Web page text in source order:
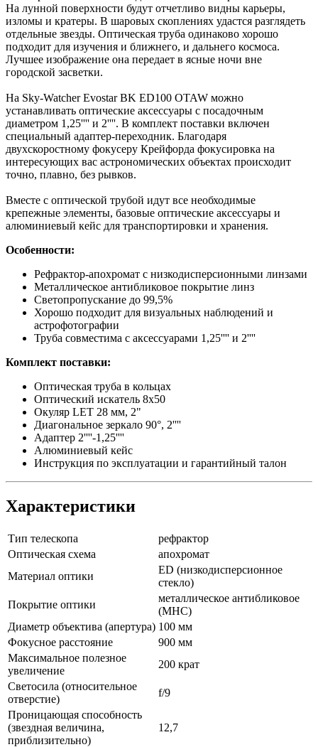
На лунной поверхности будут отчетливо видны карьеры,
изломы и кратеры. В шаровых скоплениях удастся разглядеть
отдельные звезды. Оптическая труба одинаково хорошо
подходит для изучения и ближнего, и дальнего космоса.
Лучшее изображение она передает в ясные ночи вне
городской засветки.
На Sky-Watcher Evostar BK ED100 OTAW можно
устанавливать оптические аксессуары с посадочным
диаметром 1,25'''' и 2''''. В комплект поставки включен
специальный адаптер-переходник. Благодаря
двухскоростному фокусеру Крейфорда фокусировка на
интересующих вас астрономических объектах происходит
точно, плавно, без рывков.
Вместе с оптической трубой идут все необходимые
крепежные элементы, базовые оптические аксессуары и
алюминиевый кейс для транспортировки и хранения.
Особенности:
Рефрактор-апохромат с низкодисперсионными линзами
Металлическое антибликовое покрытие линз
Светопропускание до 99,5%
Хорошо подходит для визуальных наблюдений и
астрофотографии
Труба совместима с аксессуарами 1,25'''' и 2''''
Комплект поставки:
Оптическая труба в кольцах
Оптический искатель 8x50
Окуляр LET 28 мм, 2"
Диагональное зеркало 90°, 2''''
Адаптер 2''''-1,25''''
Алюминиевый кейс
Инструкция по эксплуатации и гарантийный талон
Характеристики
Тип телескопа
рефрактор
Оптическая схема
апохромат
Материал оптики
ED (низкодисперсионное
стекло)
Покрытие оптики
металлическое антибликовое
(MHC)
Диаметр объектива (апертура) 100 мм
Фокусное расстояние
900 мм
Максимальное полезное
увеличение
200 крат
Светосила (относительное
отверстие)
f/9
Проницающая способность
(звездная величина,
приблизительно)
12,7